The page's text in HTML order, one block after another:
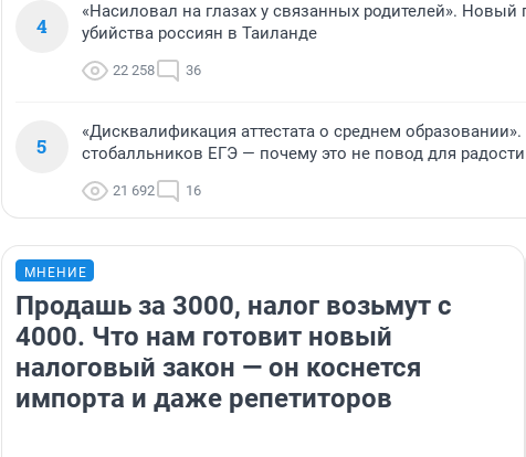
4
«Насиловал на глазах у связанных родителей». Новый
убийства россиян в Таиланде
22 258 36
5
«Дисквалификация аттестата о среднем образовании».
стобалльников ЕГЭ — почему это не повод для радости
21 692 16
МНЕНИЕ
Продашь за 3000, налог возьмут с
4000. Что нам готовит новый
налоговый закон — он коснется
импорта и даже репетиторов